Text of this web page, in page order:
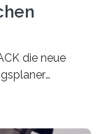
die neue